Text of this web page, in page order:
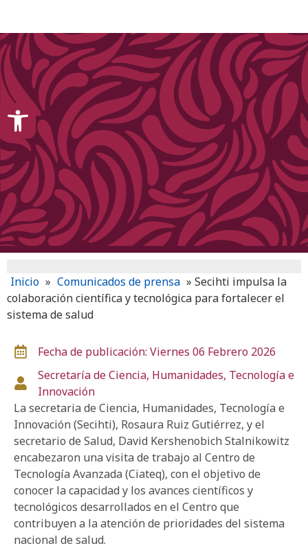
Inicio » Comunicados de prensa » Secihti impulsa la
colaboración científica y tecnológica para fortalecer el
sistema de salud
Fecha de publicación: Viernes 06 Febrero 2026
Secretaría de Ciencia, Humanidades, Tecnología e
Innovación
La secretaria de Ciencia, Humanidades, Tecnología e
Innovación (Secihti), Rosaura Ruiz Gutiérrez, y el
secretario de Salud, David Kershenobich Stalnikowitz
encabezaron una visita de trabajo al Centro de
Tecnología Avanzada (Ciateq), con el objetivo de
conocer la capacidad y los avances científicos y
tecnológicos desarrollados en el Centro que
contribuyen a la atención de prioridades del sistema
nacional de salud.
Open toolbar